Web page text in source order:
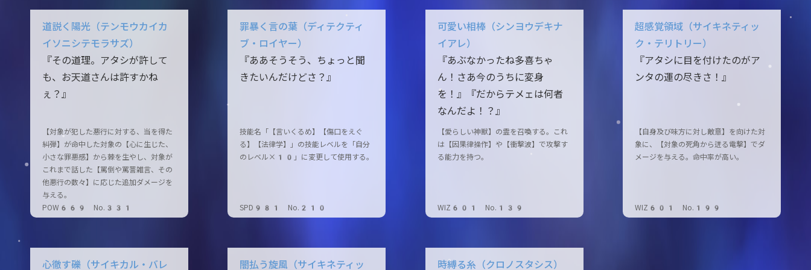
道説く陽光（テンモウカイカ
イソニシテモラサズ）
『その道理。アタシが許して
も、お天道さんは許すかね
ぇ？』
【対象が犯した悪行に対する、当を得た
糾弾】が命中した対象の【心に生じた、
小さな罪悪感】から棘を生やし、対象が
これまで話した【罵倒や罵詈雑言、その
他悪行の数々】に応じた追加ダメージを
与える。
POW669 No.331
罪暴く言の葉（ディテクティ
ブ・ロイヤー）
『ああそうそう、ちょっと聞
きたいんだけどさ？』
技能名「【言いくるめ】【傷口をえぐ
る】【法律学】」の技能レベルを「自分
のレベル×10」に変更して使用する。
SPD981 No.210
可愛い相棒（シンヨウデキナ
イアレ）
『あぶなかったね多喜ちゃ
ん！さあ今のうちに変身
を！』『だからテメェは何者
なんだよ！？』
【愛らしい神獣】の霊を召喚する。これ
は【因果律操作】や【衝撃波】で攻撃す
る能力を持つ。
WIZ601 No.139
超感覚領域（サイキネティッ
ク・テリトリー）
『アタシに目を付けたのがア
ンタの運の尽きさ！』
【自身及び味方に対し敵意】を向けた対
象に、【対象の死角から迸る電撃】でダ
メージを与える。命中率が高い。
WIZ601 No.199
心徹す礫（サイキカル・バレ 闇払う旋風（サイキネティッ 時縛る糸（クロノスタシス）